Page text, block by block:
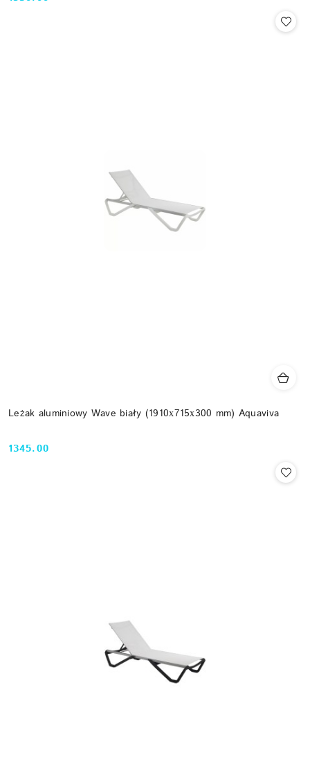
Cena:
Leżak aluminiowy Wave biały (1910х715х300 mm) Aquaviva
Cena:
1345.00